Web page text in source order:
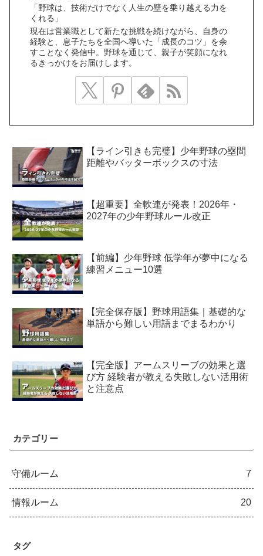
「野球は、技術だけでなく人生の壁を乗り越える力を
くれる」
現在は営業職として新たな挑戦を続けながら、自身の
経験と、息子たちを全国へ導いた「成長のコツ」を余
すことなく発信中。野球を通じて、親子が笑顔になれ
るきっかけをお届けします。
【ライン引きも完璧】少年野球の塁間
距離やバッターボックスの寸法
【超重要】全軟連が発表！2026年・
2027年の少年野球ルール改正
【前編】少年野球 低学年が夢中になる
練習メニュー10選
【完全保存版】野球用語集｜基礎的な
単語から難しい用語までまるわかり
【完全版】アームスリーブの効果と選
び方 経験者が教える失敗しない活用術
と注意点
カテゴリー
守備ルーム 7
情報ルーム 20
タグ